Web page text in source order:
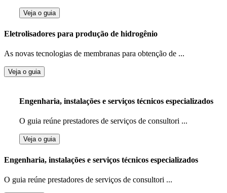
Veja o guia
Eletrolisadores para produção de hidrogênio
As novas tecnologias de membranas para obtenção de ...
Veja o guia
Engenharia, instalações e serviços técnicos especializados
O guia reúne prestadores de serviços de consultori ...
Veja o guia
Engenharia, instalações e serviços técnicos especializados
O guia reúne prestadores de serviços de consultori ...